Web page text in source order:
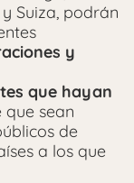
Suiza, podrán
y
que hayan
que sean
de
a los que